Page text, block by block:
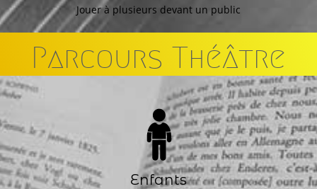
Jouer à plusieurs devant un public
Parcours Théâtre
Enfants